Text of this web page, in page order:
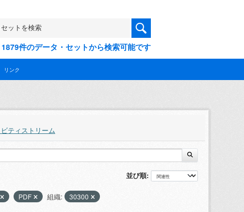
1879件のデータ・セットから検索可能です
リンク
ティストリーム
並び順
PDF 組織: 30300